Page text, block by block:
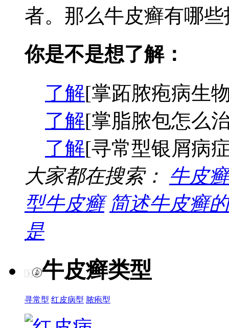
者。那么牛皮癣有哪
你是不是想了解：
了解[掌跖脓疱病生
了解[掌脂脓包怎么
了解[寻常型银屑病
大家都在搜索： 牛皮
型牛皮癣 简述牛皮癣
是
牛皮癣类型
寻常型 红皮病型 脓疱型